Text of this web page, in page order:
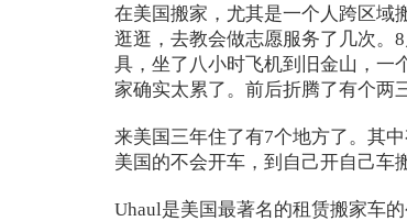
在美国搬家，尤其是一个人跨区域
逛逛，去教会做志愿服务了几次。
具，坐了八小时飞机到旧金山，一
家确实太累了。前后折腾了有个两
来美国三年住了有7个地方了。其
美国的不会开车，到自己开自己车
Uhaul是美国最著名的租赁搬家车